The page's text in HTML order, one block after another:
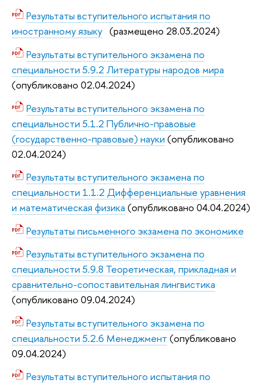
Результаты вступительного испытания по
иностранному языку (размещено 28.03.2024)
Результаты вступительного экзамена по
специальности 5.9.2 Литературы народов мира
(опубликовано 02.04.2024)
Результаты вступительного экзамена по
специальности 5.1.2 Публично-правовые
(государственно-правовые) науки (опубликовано
02.04.2024)
Результаты вступительного экзамена по
специальности 1.1.2 Дифференциальные уравнения
и математическая физика (опубликовано 04.04.2024)
Результаты письменного экзамена по экономике
Результаты вступительного экзамена по
специальности 5.9.8 Теоретическая, прикладная и
сравнительно-сопоставительная лингвистика
(опубликовано 09.04.2024)
Результаты вступительного экзамена по
специальности 5.2.6 Менеджмент (опубликовано
09.04.2024)
Результаты вступительного испытания по